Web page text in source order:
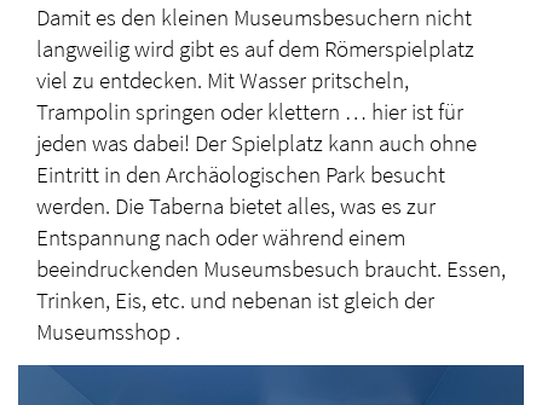
Damit es den kleinen Museumsbesuchern nicht
langweilig wird gibt es auf dem Römerspielplatz
viel zu entdecken. Mit Wasser pritscheln,
Trampolin springen oder klettern … hier ist für
jeden was dabei! Der Spielplatz kann auch ohne
Eintritt in den Archäologischen Park besucht
werden. Die Taberna bietet alles, was es zur
Entspannung nach oder während einem
beeindruckenden Museumsbesuch braucht. Essen,
Trinken, Eis, etc. und nebenan ist gleich der
Museumsshop .